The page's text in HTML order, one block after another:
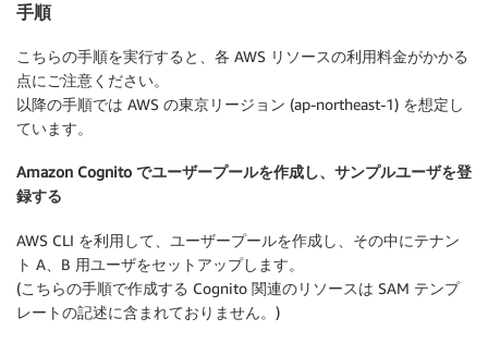
手順
こちらの手順を実行すると、各 AWS リソースの利用料金がかかる
点にご注意ください。
以降の手順では AWS の東京リージョン (ap-northeast-1) を想定し
ています。
Amazon Cognito でユーザープールを作成し、サンプルユーザを登
録する
AWS CLI を利用して、ユーザープールを作成し、その中にテナン
ト A、B 用ユーザをセットアップします。
(こちらの手順で作成する Cognito 関連のリソースは SAM テンプ
レートの記述に含まれておりません。)